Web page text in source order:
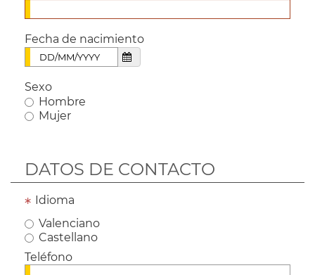
Fecha de nacimiento
Sexo
Hombre
Mujer
DATOS DE CONTACTO
Idioma
Valenciano
Castellano
Teléfono